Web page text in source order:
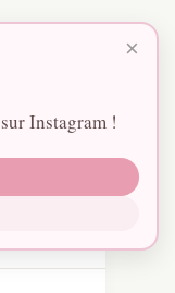
×
Instagram !